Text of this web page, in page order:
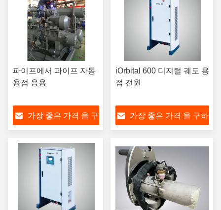
파이프에서 파이프 자동
용접 응용
가장 좋은 가격 을 구
iOrbital 600 디지털 궤도 용
접 전원
가장 좋은 가격 을 구하